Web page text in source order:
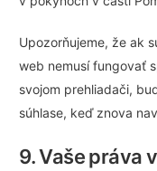
Upozorňujeme, že ak
web nemusí fungovať
svojom prehliadači,
súhlase, keď znova
9. Vaše práva